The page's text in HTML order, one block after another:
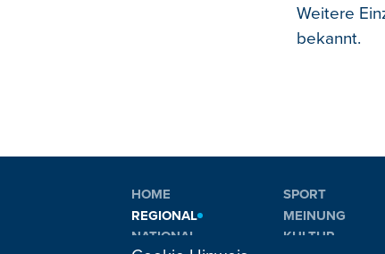
Weitere
bekannt.
HOME
REGIONAL
NATIONAL
SPORT
MEINUNG
KULTUR